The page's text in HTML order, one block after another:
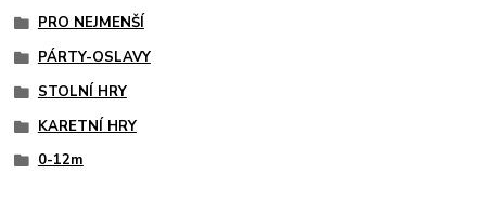
PRO NEJMENŠÍ
PÁRTY-OSLAVY
STOLNÍ HRY
KARETNÍ HRY
0-12m